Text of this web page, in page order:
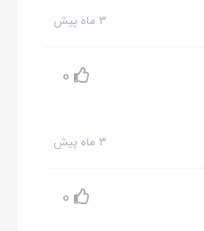
۳ ماه پیش
0
۳ ماه پیش
0